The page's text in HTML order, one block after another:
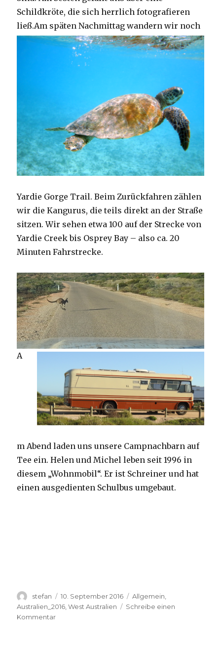
Schildkröte, die sich herrlich fotografieren
ließ.Am späten Nachmittag wandern wir noch
Yardie Gorge Trail. Beim Zurückfahren zählen
wir die Kangurus, die teils direkt an der Straße
sitzen. Wir sehen etwa 100 auf der Strecke von
Yardie Creek bis Osprey Bay – also ca. 20
Minuten Fahrstrecke.
A
m Abend laden uns unsere Campnachbarn auf
Tee ein. Helen und Michel leben seit 1996 in
diesem „Wohnmobil“. Er ist Schreiner und hat
einen ausgedienten Schulbus umgebaut.
Autor
stefan
Veröffentlicht
am
10. September 2016 Kategorien
Allgemein
Australien_2016 ,West Australien
Schreibe einen
Kommentarzu